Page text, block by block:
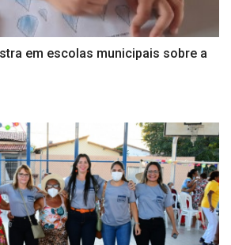
em escolas municipais sobre a